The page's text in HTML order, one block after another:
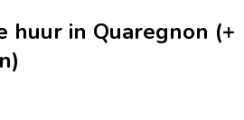
huur in Quaregnon (+